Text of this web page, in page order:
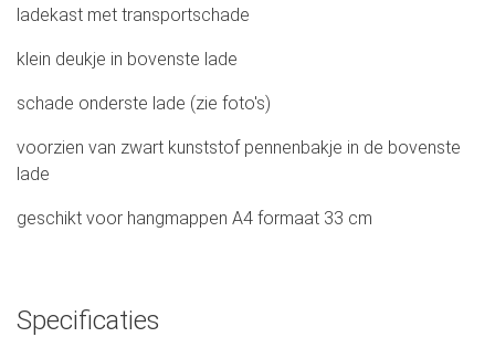
ladekast met transportschade
klein deukje in bovenste lade
schade onderste lade (zie foto's)
voorzien van zwart kunststof pennenbakje in de bovenste
lade
geschikt voor hangmappen A4 formaat 33 cm
Specificaties